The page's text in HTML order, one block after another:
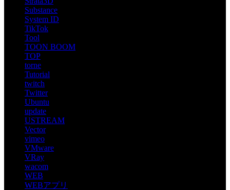
Substance
System ID
TikTok
Tool
TOON BOOM
TOP
torne
Tutorial
twitch
Twitter
Ubuntu
update
USTREAM
Vector
vimeo
VMware
VRay
wacom
WEB
WEBアプリ